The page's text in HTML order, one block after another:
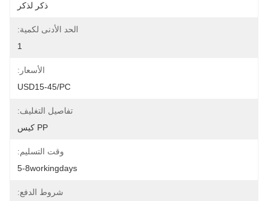
ذكر لذكر
الحد الأدنى لكمية:
1
الأسعار:
USD15-45/PC
تفاصيل التغليف:
PP كيس
وقت التسليم:
5-8workingdays
شروط الدفع: